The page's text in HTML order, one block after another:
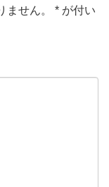
せん。 * が付い